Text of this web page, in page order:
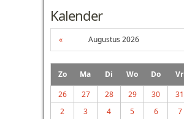
Kalender
« Augustus 2026
Zo Ma Di Wo Do Vr
26
27 28 29 30 31
2
3 4 5 6 7